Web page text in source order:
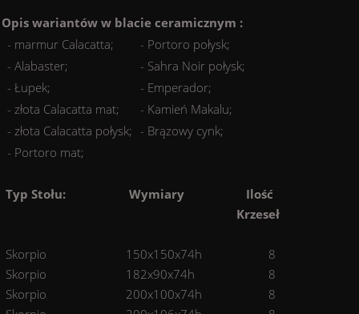
Opis wariantów w blacie ceramicznym :
- marmur Calacatta;
- Portoro połysk;
- Alabaster;
- Sahra Noir połysk;
- Łupek;
- Emperador;
- złota Calacatta mat;
- Kamień Makalu;
- złota Calacatta połysk; - Brązowy cynk;
- Portoro mat;
Typ Stołu: Wymiary
Ilość
Krzeseł
Skorpio 150x150x74h
8
Skorpio
182x90x74h
8
Skorpio
200x100x74h
8